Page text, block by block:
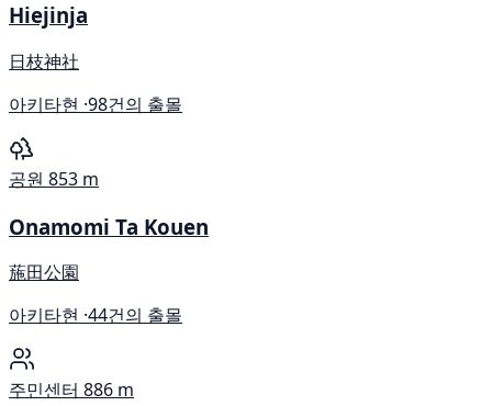
Hiejinja
日枝神社
아키타현 ·98건의 출몰
공원 853 m
Onamomi Ta Kouen
葹田公園
아키타현 ·44건의 출몰
주민센터 886 m